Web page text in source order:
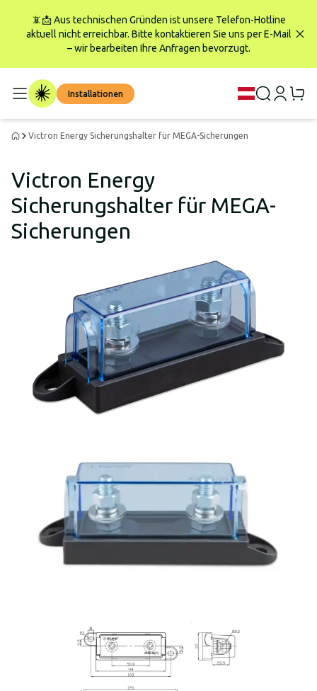
📵📩 Aus technischen Gründen ist unsere Telefon-Hotline
aktuell nicht erreichbar. Bitte kontaktieren Sie uns per E-Mail
– wir bearbeiten Ihre Anfragen bevorzugt.
Installationen
Victron Energy Sicherungshalter für MEGA-Sicherungen
Victron Energy
Sicherungshalter für MEGA-
Sicherungen